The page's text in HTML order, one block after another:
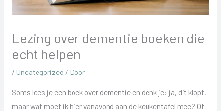
Lezing over dementie boeken die
echt helpen
/ Uncategorized / Door
Soms lees je een boek over dementie en denk je: ja, dit klopt,
maar wat moet ik hier vanavond aan de keukentafel mee? Of